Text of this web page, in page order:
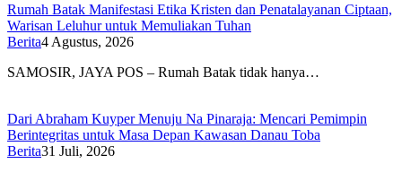
Rumah Batak Manifestasi Etika Kristen dan Penatalayanan Ciptaan,
Warisan Leluhur untuk Memuliakan Tuhan
Berita4 Agustus, 2026
SAMOSIR, JAYA POS – Rumah Batak tidak hanya…
Dari Abraham Kuyper Menuju Na Pinaraja: Mencari Pemimpin
Berintegritas untuk Masa Depan Kawasan Danau Toba
Berita31 Juli, 2026